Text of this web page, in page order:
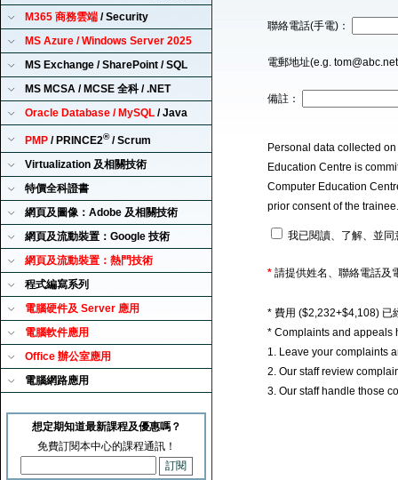
M365 商務雲端 / Security
MS Azure / Windows Server 2025
MS Exchange / SharePoint / SQL
MS MCSA / MCSE 全科 / .NET
Oracle Database / MySQL / Java
PMP / PRINCE2®/ Scrum
Virtualization 及相關技術
特價全科證書
網頁及圖像：Adobe 及相關技術
網頁及流動裝置：Google 技術
網頁及流動裝置：熱門技術
程式編寫系列
電腦硬件及 Server 應用
電腦軟件應用
Office 辦公室應用
電腦網路應用
想定期知道最新課程及優惠嗎？
免費訂閱本中心的課程通訊！
聯絡電話(手電)：
電郵地址(e.g.
備註：
Personal data collected
Education Centre is
Computer Education
prior consent of the
我已閱讀、了解、並
* 請提供姓名、聯絡電話及
* 費用 ($2,232+$4,108) 已
* Complaints and appeals
1. Leave your complaints
2. Our staff review
3. Our staff handle those